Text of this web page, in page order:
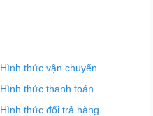
Hình thức vận chuyển
Hình thức thanh toán
Hình thức đổi trả hàng